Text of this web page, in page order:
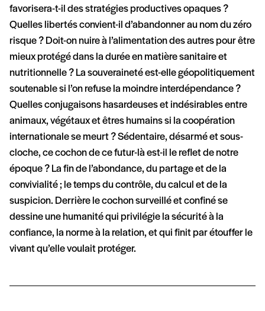
favorisera-t-il des stratégies productives opaques ?
Quelles libertés convient-il d’abandonner au nom du zéro
risque ? Doit-on nuire à l’alimentation des autres pour être
mieux protégé dans la durée en matière sanitaire et
nutritionnelle ? La souveraineté est-elle géopolitiquement
soutenable si l’on refuse la moindre interdépendance ?
Quelles conjugaisons hasardeuses et indésirables entre
animaux, végétaux et êtres humains si la coopération
internationale se meurt ? Sédentaire, désarmé et sous-
cloche, ce cochon de ce futur-là est-il le reflet de notre
époque ? La fin de l’abondance, du partage et de la
convivialité ; le temps du contrôle, du calcul et de la
suspicion. Derrière le cochon surveillé et confiné se
dessine une humanité qui privilégie la sécurité à la
confiance, la norme à la relation, et qui finit par étouffer le
vivant qu’elle voulait protéger.